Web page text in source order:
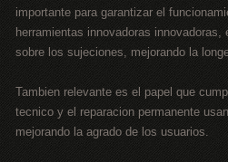
importante para garantizar el
herramientas innovadoras
sobre los sujeciones, mejorando la
Tambien relevante es el papel que
tecnico y el reparacion permanente
mejorando la agrado de los usuarios.